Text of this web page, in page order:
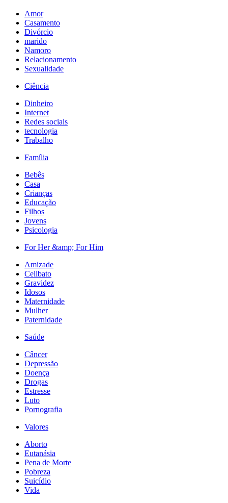
Amor
Casamento
Divórcio
marido
Namoro
Relacionamento
Sexualidade
Ciência
Dinheiro
Internet
Redes sociais
tecnologia
Trabalho
Família
Bebês
Casa
Crianças
Educação
Filhos
Jovens
Psicologia
For Her &amp; For Him
Amizade
Celibato
Gravidez
Idosos
Maternidade
Mulher
Paternidade
Saúde
Câncer
Depressão
Doença
Drogas
Estresse
Luto
Pornografia
Valores
Aborto
Eutanásia
Pena de Morte
Pobreza
Suicídio
Vida